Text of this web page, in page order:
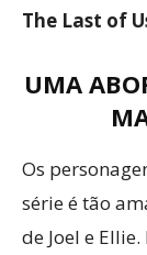
The Last of
UMA
Os
série é tão
de Joel e